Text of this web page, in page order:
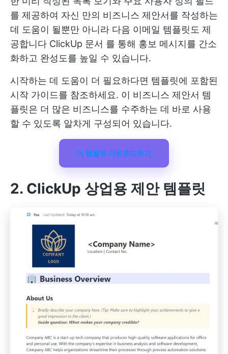
를 제공하여 자신 만의 비즈니스 제안서를 작성하는
데 도움이 될뿐만 아니라 다음 이메일 템플릿도 제
공합니다 ClickUp 문서 를 통해 홍보 메시지를 간소
화하고 완성도를 높일 수 있습니다.
시작하는 데 도움이 더 필요하다면 템플릿에 포함된
시작 가이드를 참조하세요. 이 비즈니스 제안서 템
플릿은 더 많은 비즈니스를 수주하는 데 바로 사용
할 수 있도록 알차게 구성되어 있습니다.
이 템플릿 다운로드하기
2. ClickUp 상업용 제안 템플릿